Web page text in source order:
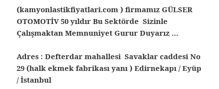
(kamyonlastikfiyatlari.com ) firmamız GÜLSER
OTOMOTİV 50 yıldır Bu Sektörde Sizinle
Çalışmaktan Memnuniyet Gurur Duyarız …
Adres : Defterdar mahallesi Savaklar caddesi No
29 (halk ekmek fabrikası yanı ) Edirnekapı / Eyüp
/ İstanbul